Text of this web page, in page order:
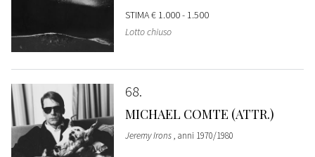
STIMA€ 1.000 - 1.500
Lotto chiuso
68
MICHAEL COMTE (ATTR.)
Jeremy Irons, anni 1970/1980